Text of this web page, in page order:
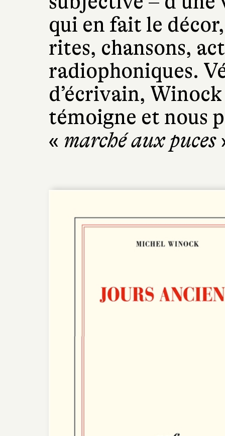
qui en fait le
rites, chansons,
radiophoniques.
d’écrivain,
témoigne et nous
« marché aux puces